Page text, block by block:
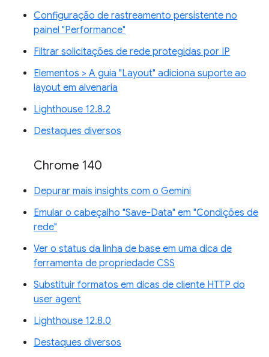
Configuração de rastreamento persistente no
painel "Performance"
Filtrar solicitações de rede protegidas por IP
Elementos > A guia "Layout" adiciona suporte ao
layout em alvenaria
Lighthouse 12.8.2
Destaques diversos
Chrome 140
Depurar mais insights com o Gemini
Emular o cabeçalho "Save-Data" em "Condições de
rede"
Ver o status da linha de base em uma dica de
ferramenta de propriedade CSS
Substituir formatos em dicas de cliente HTTP do
user agent
Lighthouse 12.8.0
Destaques diversos